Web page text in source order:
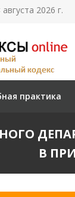
2026 г.
практика
В